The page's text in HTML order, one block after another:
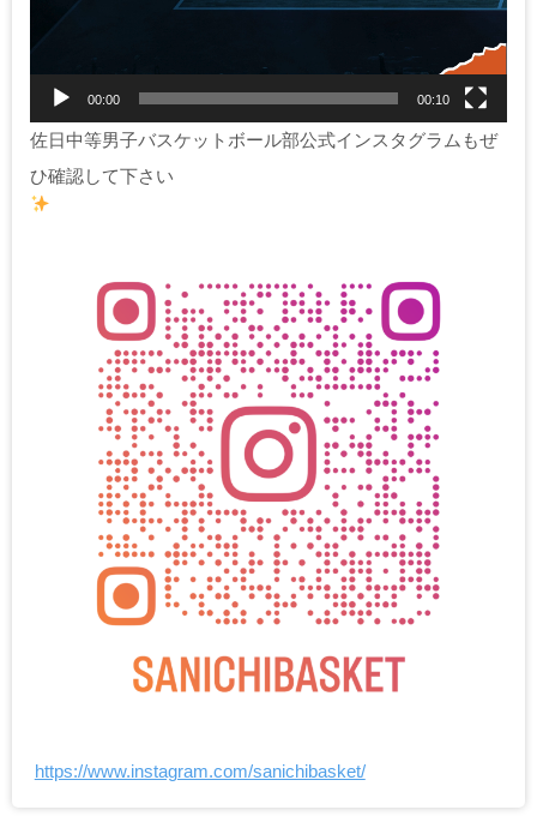
00:00 00:10
佐日中等男子バスケットボール部公式インスタグラムもぜ
ひ確認して下さい
https://www.instagram.com/sanichibasket/